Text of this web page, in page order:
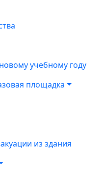
учебному году
площадка
из здания